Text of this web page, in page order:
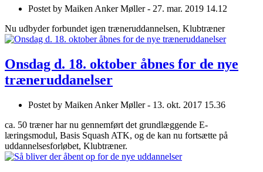
Postet by Maiken Anker Møller - 27. mar. 2019 14.12
Nu udbyder forbundet igen træneruddannelsen, Klubtræner
Onsdag d. 18. oktober åbnes for de nye
træneruddanelser
Postet by Maiken Anker Møller - 13. okt. 2017 15.36
ca. 50 træner har nu gennemført det grundlæggende E-
læringsmodul, Basis Squash ATK, og de kan nu fortsætte på
uddannelsesforløbet, Klubtræner.